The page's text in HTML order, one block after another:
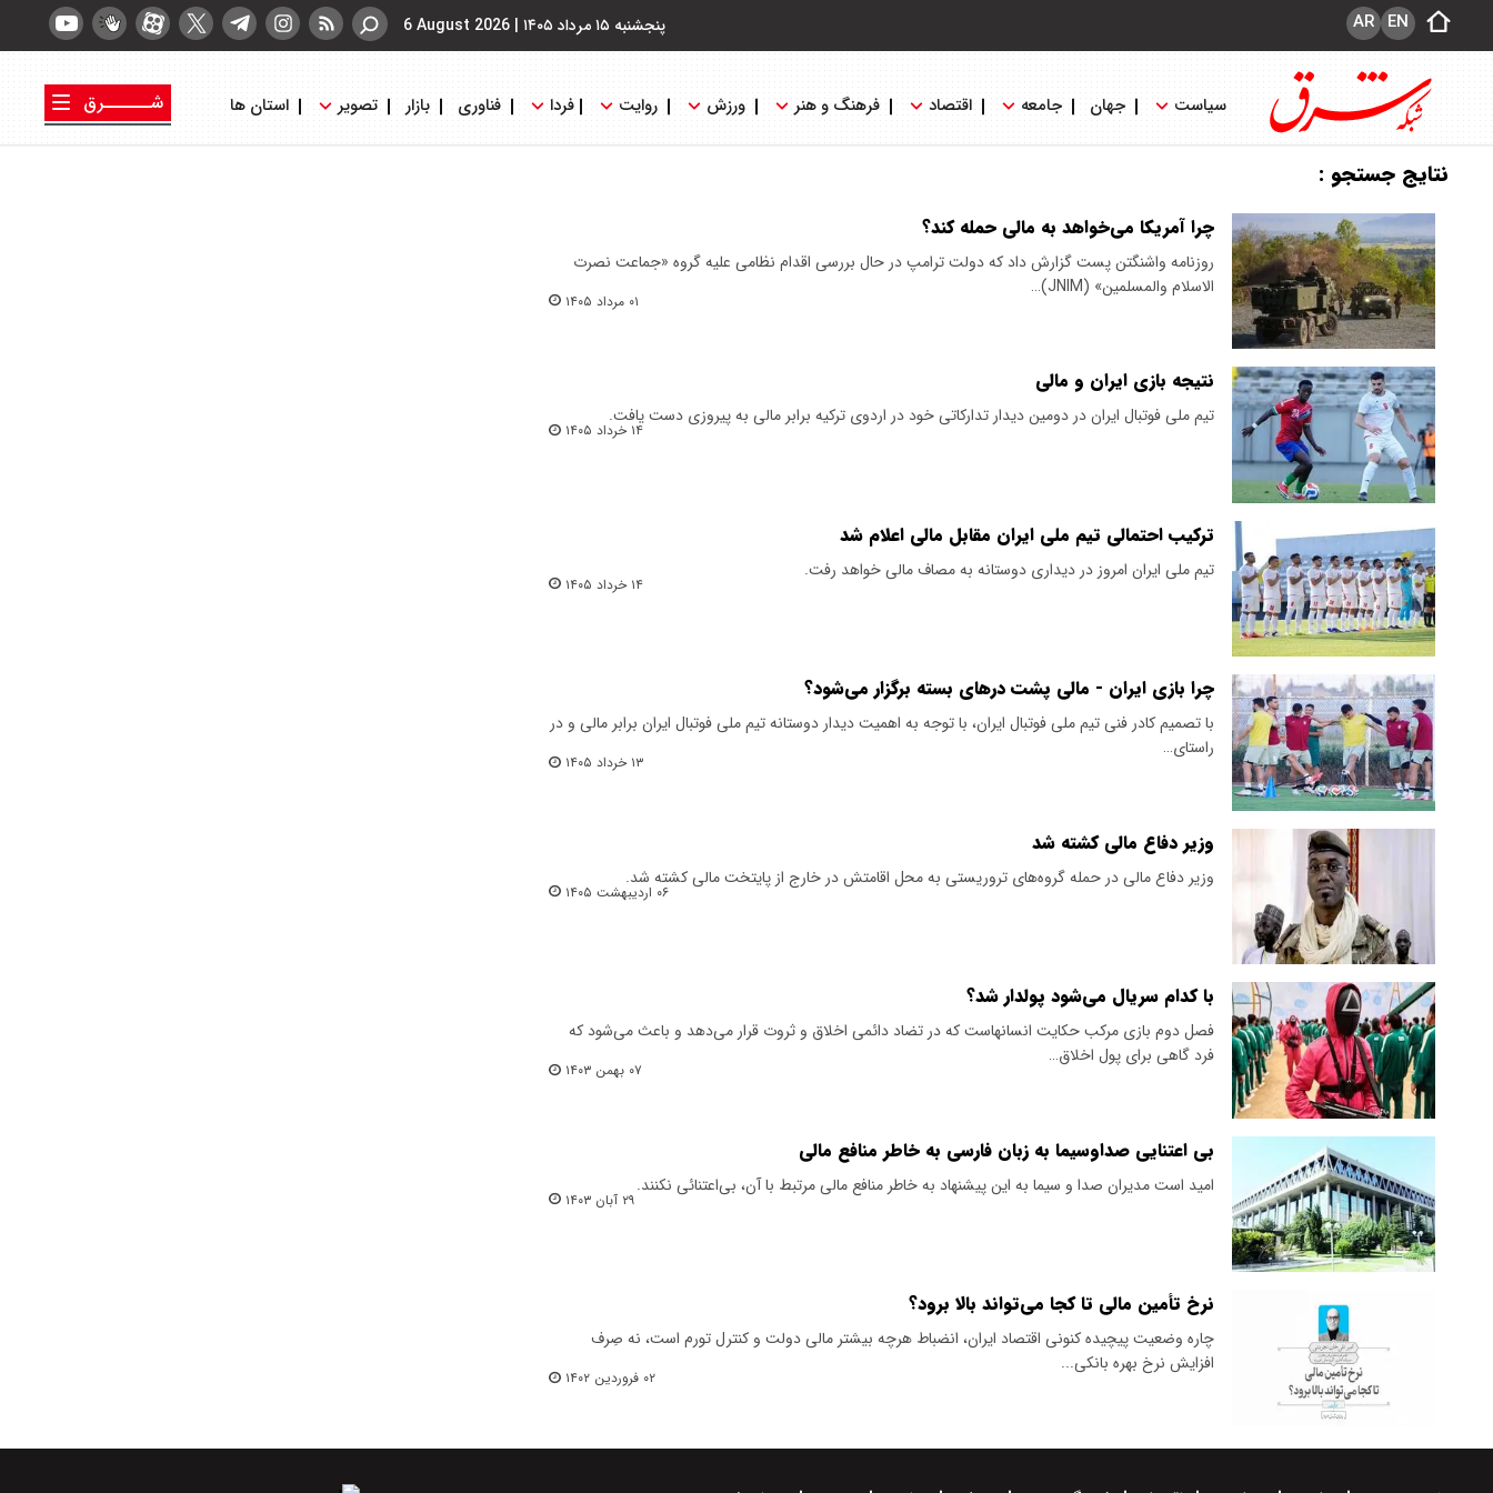
پنجشنبه ۱۵ مرداد ۱۴۰۵ |
6 August 2026 EN
AR
سیاست جهان جامعه اقتصاد فرهنگ و هنر ورزش روایت فردا فناوری بازار تصویر استان ها
شــــــرق
نتایج جستجو :
چرا آمریکا می‌خواهد به مالی حمله کند؟
روزنامه واشنگتن پست گزارش داد که دولت ترامپ در حال بررسی اقدام نظامی علیه گروه «جماعت نصرت
الاسلام والمسلمین» (JNIM)…
۰۱ مرداد ۱۴۰۵
نتیجه بازی ایران و مالی
تیم ملی فوتبال ایران در دومین دیدار تدارکاتی خود در اردوی ترکیه برابر مالی به پیروزی دست یافت.
۱۴ خرداد ۱۴۰۵
ترکیب احتمالی تیم ملی ایران مقابل مالی اعلام شد
تیم ملی ایران امروز در دیداری دوستانه به مصاف مالی خواهد رفت.
۱۴ خرداد ۱۴۰۵
چرا بازی ایران - مالی پشت درهای بسته برگزار می‌شود؟
با تصمیم کادر فنی تیم ملی فوتبال ایران، با توجه به اهمیت دیدار دوستانه تیم ملی فوتبال ایران برابر مالی و در
راستای…
۱۳ خرداد ۱۴۰۵
وزیر دفاع مالی کشته شد
وزیر دفاع مالی در حمله گروه‌های تروریستی به محل اقامتش در خارج از پایتخت مالی کشته شد.
۰۶ اردیبهشت ۱۴۰۵
با کدام سریال می‌شود پولدار شد؟
فصل دوم بازی مرکب حکایت انسانهاست که در تضاد دائمی اخلاق و ثروت قرار می‌دهد و باعث می‌شود که
فرد گاهی برای پول اخلاق…
۰۷ بهمن ۱۴۰۳
بی اعتنایی صداوسیما به زبان فارسی به خاطر منافع مالی
امید است مدیران صدا و سیما به این پیشنهاد به خاطر منافع مالی مرتبط با آن، بی‌اعتنائی نکنند.
۲۹ آبان ۱۴۰۳
نرخ تأمین مالی تا کجا می‌تواند بالا برود؟
چاره وضعیت پیچیده کنونی اقتصاد ایران، انضباط هر‌چه بیشتر مالی دولت و کنترل تورم است، نه صِرف
افزایش نرخ بهره بانکی...
۰۲ فروردین ۱۴۰۲